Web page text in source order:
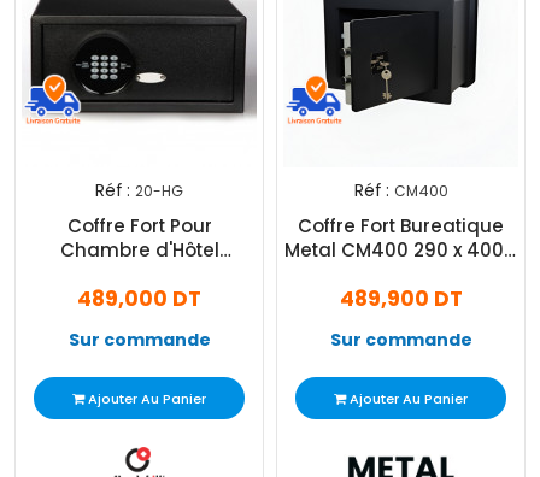
Réf : 20-HG
Coffre Fort Pour
Chambre d'Hôtel
489,000 DT
Sur commande
Ajouter Au Panier
Réf : CM400
Coffre Fort Bureatique
Metal CM400 290 x 400 x
489,900 DT
Sur commande
Ajouter Au Panier